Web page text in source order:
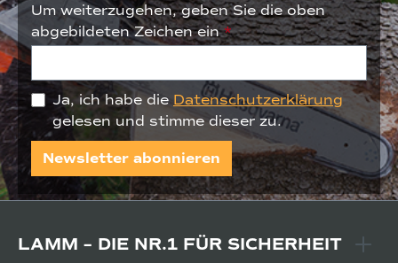
Um weiterzugehen, geben Sie die oben
abgebildeten Zeichen ein*
Ja, ich habe die Datenschutzerklärung
gelesen und stimme dieser zu.
Newsletter abonnieren
LAMM – DIE NR.1 FÜR SICHERHEIT